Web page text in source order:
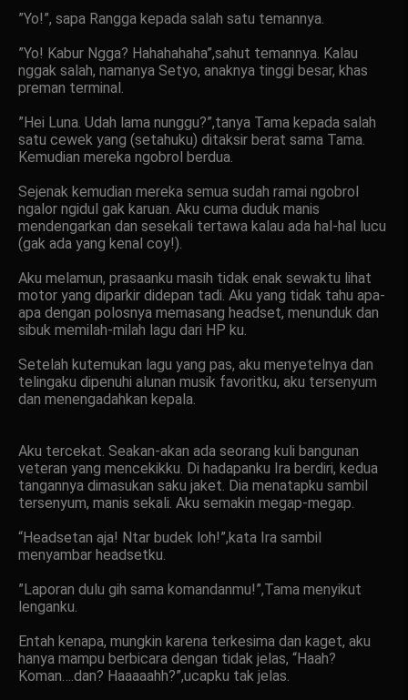
”Yo!”, sapa Rangga kepada salah satu temannya.
”Yo! Kabur Ngga? Hahahahaha”,sahut temannya. Kalau
nggak salah, namanya Setyo, anaknya tinggi besar, khas
preman terminal.
”Hei Luna. Udah lama nunggu?”,tanya Tama kepada salah
satu cewek yang (setahuku) ditaksir berat sama Tama.
Kemudian mereka ngobrol berdua.
Sejenak kemudian mereka semua sudah ramai ngobrol
ngalor ngidul gak karuan. Aku cuma duduk manis
mendengarkan dan sesekali tertawa kalau ada hal-hal lucu
(gak ada yang kenal coy!).
Aku melamun, prasaanku masih tidak enak sewaktu lihat
motor yang diparkir didepan tadi. Aku yang tidak tahu apa-
apa dengan polosnya memasang headset, menunduk dan
sibuk memilah-milah lagu dari HP ku.
Setelah kutemukan lagu yang pas, aku menyetelnya dan
telingaku dipenuhi alunan musik favoritku, aku tersenyum
dan menengadahkan kepala.
Aku tercekat. Seakan-akan ada seorang kuli bangunan
veteran yang mencekikku. Di hadapanku Ira berdiri, kedua
tangannya dimasukan saku jaket. Dia menatapku sambil
tersenyum, manis sekali. Aku semakin megap-megap.
“Headsetan aja! Ntar budek loh!”,kata Ira sambil
menyambar headsetku.
”Laporan dulu gih sama komandanmu!”,Tama menyikut
lenganku.
Entah kenapa, mungkin karena terkesima dan kaget, aku
hanya mampu berbicara dengan tidak jelas, “Haah?
Koman….dan? Haaaaahh?”,ucapku tak jelas.